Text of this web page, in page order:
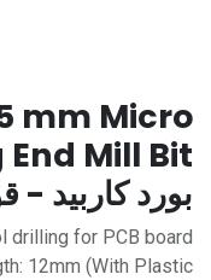
mm Micro
بورد كاربيد
drilling for PCB board
12mm (With Plastic